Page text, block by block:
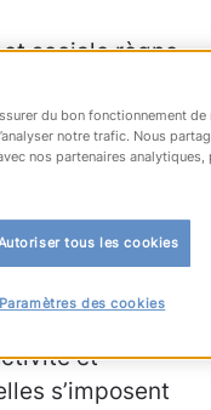
sociale règne
continuent
des risques.
fusionnent et
un
qui conjugue
défis de la
semblent
réussir :
et
s’imposent
du bon fonctionnement
notre trafic. Nous
nos partenaires
tous les cookies
Paramètres des cookies